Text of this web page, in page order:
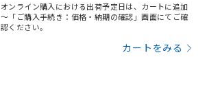
オンライン購入における出荷予定日は、カートに追加
～「ご購入手続き：価格・納期の確認」画面にてご確
認ください。
カートをみる